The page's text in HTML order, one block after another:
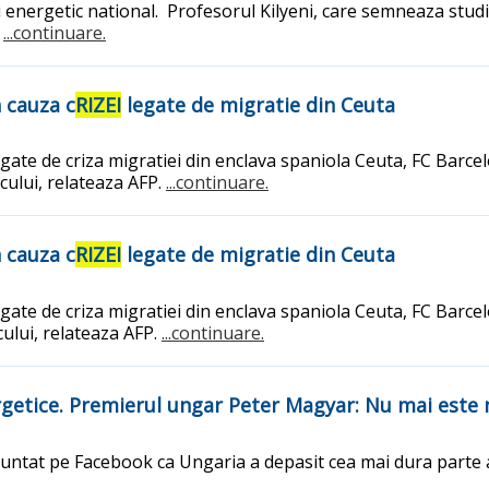
national. Profesorul Kilyeni, care semneaza
...continuare.
cRIZEI legate de migratie din Ceuta
de criza migratiei din enclava spaniola Ceuta, FC
relateaza AFP. ...continuare.
cRIZEI legate de migratie din Ceuta
de criza migratiei din enclava spaniola Ceuta, FC
relateaza AFP. ...continuare.
Premierul ungar Peter Magyar: Nu mai
pe Facebook ca Ungaria a depasit cea mai dura parte